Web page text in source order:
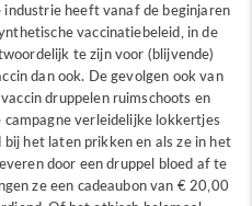
heeft vanaf de beginjaren
vaccinatiebeleid, in de
te zijn voor (blijvende)
dan ook. De gevolgen ook van
druppelen ruimschoots en
verleidelijke lokkertjes
het laten prikken en als ze in het
door een druppel bloed af te
ze een cadeaubon van € 20,00